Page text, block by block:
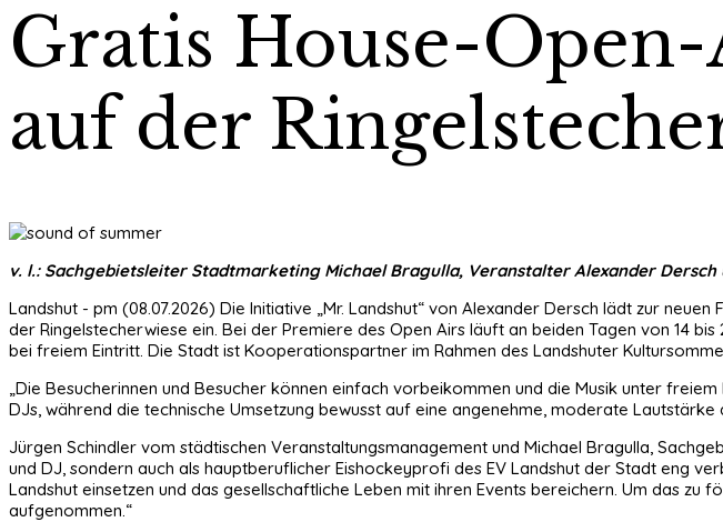
Gratis House-
auf der
v. l.: Sachgebietsleiter Stadtmarketing Michael Bragulla, Veranstalter Alexander
Landshut - pm (08.07.2026) Die Initiative „Mr. Landshut“ von Alexander Dersch lädt zur
der Ringelstecherwiese ein. Bei der Premiere des Open Airs läuft an beiden Tagen von 14
bei freiem Eintritt. Die Stadt ist Kooperationspartner im Rahmen des Landshuter
„Die Besucherinnen und Besucher können einfach vorbeikommen und die Musik unter
DJs, während die technische Umsetzung bewusst auf eine angenehme, moderate
Jürgen Schindler vom städtischen Veranstaltungsmanagement und Michael Bragulla,
und DJ, sondern auch als hauptberuflicher Eishockeyprofi des EV Landshut der Stadt eng
Landshut einsetzen und das gesellschaftliche Leben mit ihren Events bereichern. Um das
aufgenommen.“